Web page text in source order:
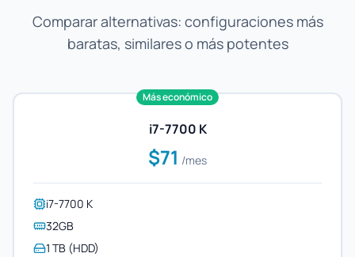
Comparar alternativas: configuraciones más
baratas, similares o más potentes
Más económico
i7-7700 K
$71 /mes
i7-7700 K
32GB
1 TB (HDD)